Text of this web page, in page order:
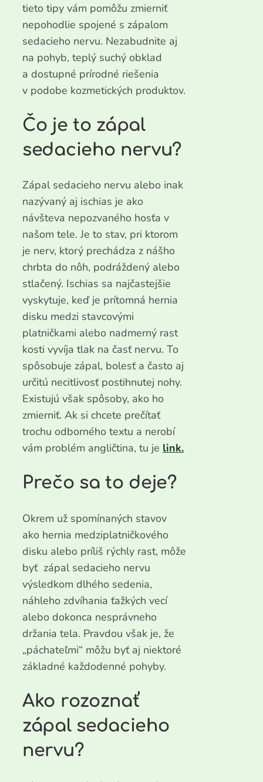
tieto tipy vám pomôžu zmierniť
nepohodlie spojené s zápalom
sedacieho nervu. Nezabudnite aj
na pohyb, teplý suchý obklad
a dostupné prírodné riešenia
v podobe kozmetických produktov.
Čo je to zápal
sedacieho nervu?
Zápal sedacieho nervu alebo inak
nazývaný aj ischias je ako
návšteva nepozvaného hosťa v
našom tele. Je to stav, pri ktorom
je nerv, ktorý prechádza z nášho
chrbta do nôh, podráždený alebo
stlačený. Ischias sa najčastejšie
vyskytuje, keď je prítomná hernia
disku medzi stavcovými
platničkami alebo nadmerný rast
kosti vyvíja tlak na časť nervu. To
spôsobuje zápal, bolesť a často aj
určitú necitlivosť postihnutej nohy.
Existujú však spôsoby, ako ho
zmierniť. Ak si chcete prečítať
trochu odborného textu a nerobí
vám problém angličtina, tu je link.
Prečo sa to deje?
Okrem už spomínaných stavov
ako hernia medziplatničkového
disku alebo príliš rýchly rast, môže
byť zápal sedacieho nervu
výsledkom dlhého sedenia,
náhleho zdvíhania ťažkých vecí
alebo dokonca nesprávneho
držania tela. Pravdou však je, že
„páchateľmi“ môžu byť aj niektoré
základné každodenné pohyby.
Ako rozoznať
zápal sedacieho
nervu?